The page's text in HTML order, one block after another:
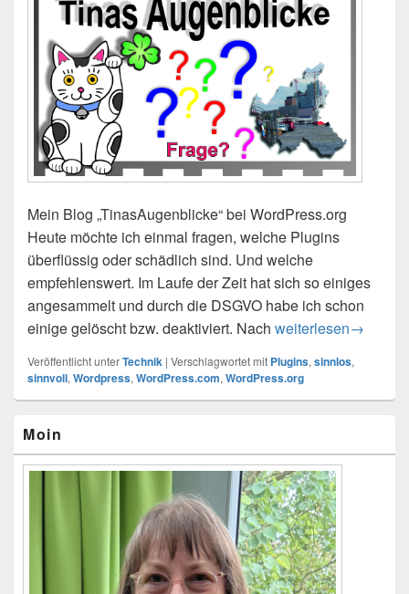
Mein Blog „TinasAugenblicke“ bei WordPress.org
Heute möchte ich einmal fragen, welche Plugins
überflüssig oder schädlich sind. Und welche
empfehlenswert. Im Laufe der Zeit hat sich so einiges
angesammelt und durch die DSGVO habe ich schon
einige gelöscht bzw. deaktiviert. Nach Welche Plugins
weiterlesen→
Veröffentlicht unterTechnik | Verschlagwortet mit Plugins, sinnlos,
sinnvoll, Wordpress, WordPress.com, WordPress.org
Seitenleisten-
Widgetbereich
Moin